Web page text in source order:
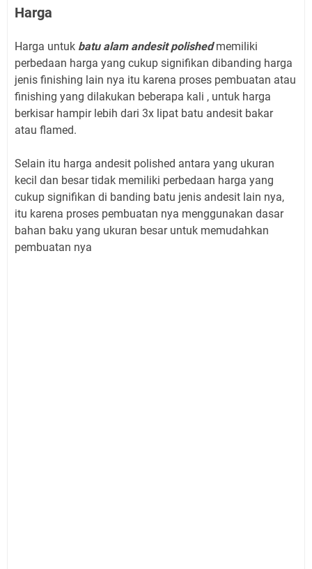
Harga
Harga untuk batu alam andesit polishedmemiliki
perbedaan harga yang cukup signifikan dibanding harga
jenis finishing lain nya itu karena proses pembuatan atau
finishing yang dilakukan beberapa kali , untuk harga
berkisar hampir lebih dari 3x lipat batu andesit bakar
atau flamed.
Selain itu harga andesit polished antara yang ukuran
kecil dan besar tidak memiliki perbedaan harga yang
cukup signifikan di banding batu jenis andesit lain nya,
itu karena proses pembuatan nya menggunakan dasar
bahan baku yang ukuran besar untuk memudahkan
pembuatan nya